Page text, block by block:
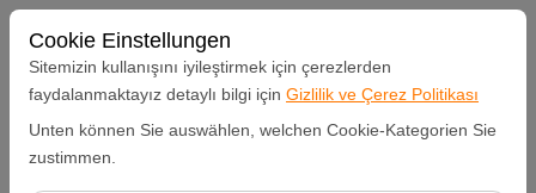
Cookie Einstellungen
Sitemizin kullanışını iyileştirmek için çerezlerden
faydalanmaktayız detaylı bilgi için Gizlilik ve Çerez Politikası
Unten können Sie auswählen, welchen Cookie-Kategorien Sie
zustimmen.Anmelden